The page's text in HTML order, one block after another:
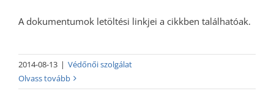
A dokumentumok letöltési linkjei a cikkben találhatóak.
2014-08-13 | Védőnői szolgálat
Olvass tovább